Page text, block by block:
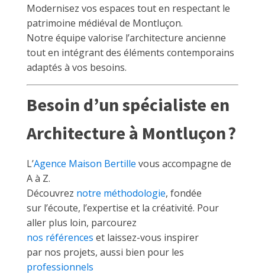
Modernisez vos espaces tout en respectant le
patrimoine médiéval de Montluçon.
Notre équipe valorise l’architecture ancienne
tout en intégrant des éléments contemporains
adaptés à vos besoins.
Besoin d’un spécialiste en
Architecture à Montluçon ?
L’Agence Maison Bertille vous accompagne de
A à Z.
Découvrez notre méthodologie, fondée
sur l’écoute, l’expertise et la créativité. Pour
aller plus loin, parcourez
nos références et laissez-vous inspirer
par nos projets, aussi bien pour les
professionnels